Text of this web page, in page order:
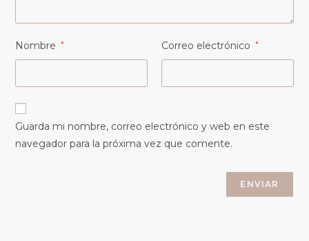
Nombre * Correo electrónico *
Guarda mi nombre, correo electrónico y web en este
navegador para la próxima vez que comente.